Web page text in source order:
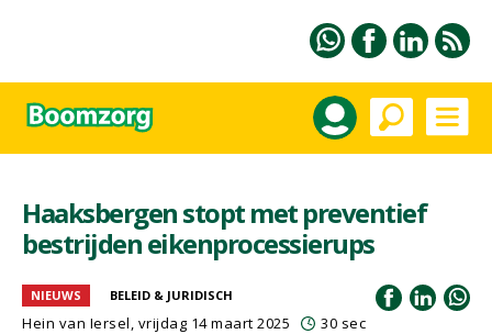
Haaksbergen stopt met preventief
bestrijden eikenprocessierups
NIEUWS BELEID & JURIDISCH
Hein van Iersel, vrijdag 14 maart 2025 30 sec